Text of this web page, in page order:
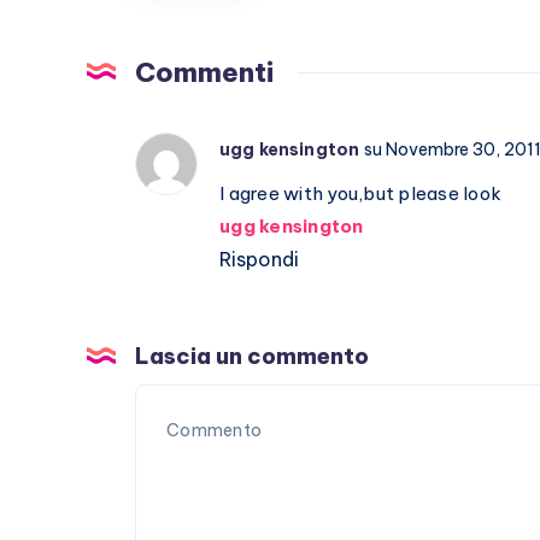
non
Commenti
ugg kensington su Novembre 30, 2011
I agree with you,but please look
ugg kensington
Rispondi
Lascia un commento